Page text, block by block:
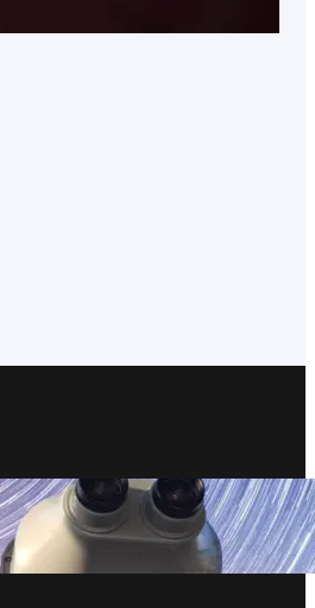
pod zvezdama: Kiša meteora
nebo iznad Avalskog tornja!
2026